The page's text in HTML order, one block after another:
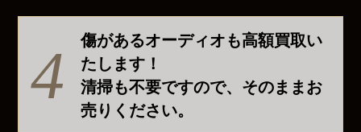
傷があるオーディオも高額買取い
たします！
清掃も不要ですので、そのままお
売りください。